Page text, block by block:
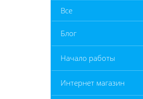
Все
Блог
Начало работы
Интернет магазин